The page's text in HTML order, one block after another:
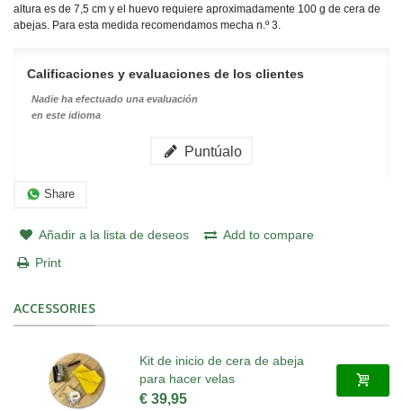
altura es de 7,5 cm y el huevo requiere aproximadamente 100 g de cera de
abejas. Para esta medida recomendamos mecha n.º 3.
Calificaciones y evaluaciones de los clientes
Nadie ha efectuado una evaluación
en este idioma
Puntúalo
Share
Añadir a la lista de deseos
Add to compare
Print
ACCESSORIES
Kit de inicio de cera de abeja
para hacer velas
€ 39,95